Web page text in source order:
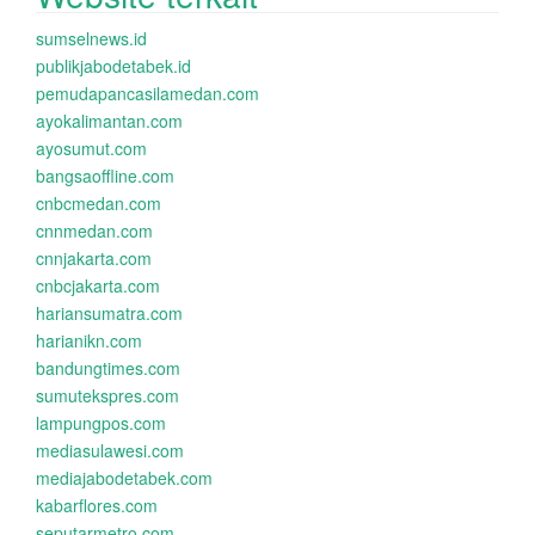
sumselnews.id
publikjabodetabek.id
pemudapancasilamedan.com
ayokalimantan.com
ayosumut.com
bangsaoffline.com
cnbcmedan.com
cnnmedan.com
cnnjakarta.com
cnbcjakarta.com
hariansumatra.com
harianikn.com
bandungtimes.com
sumutekspres.com
lampungpos.com
mediasulawesi.com
mediajabodetabek.com
kabarflores.com